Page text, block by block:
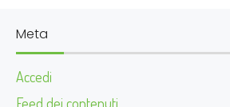
Meta
Accedi
Feed dei contenuti